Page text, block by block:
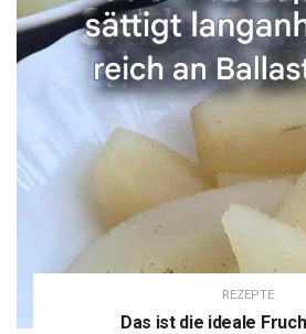
REZEPTE
Das ist die ideale